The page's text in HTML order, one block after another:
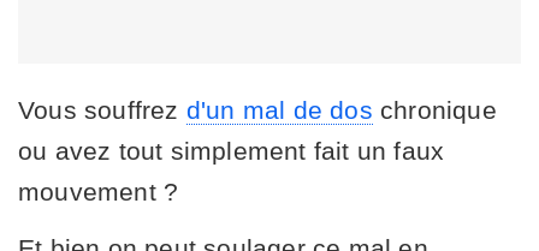
Vous souffrez d'un mal de dos chronique
ou avez tout simplement fait un faux
mouvement ?